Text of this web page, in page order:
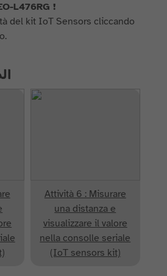
L476RG !
del kit IoT Sensors cliccando
Attività 6 : Misurare
una distanza e
visualizzare il valore
nella consolle seriale
(IoT sensors kit)